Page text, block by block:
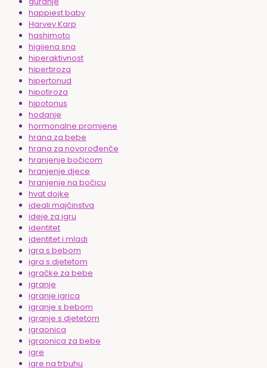
happiest baby
Harvey Karp
hashimoto
higijena sna
hiperaktivnost
hipertiroza
hipertonud
hipotiroza
hipotonus
hodanje
hormonalne promjene
hrana za bebe
hrana za novorođenče
hranjenje bočicom
hranjenje djece
hranjenje na bočicu
hvat dojke
ideali majčinstva
ideje za igru
identitet
identitet i mladi
igra s bebom
igra s djetetom
igračke za bebe
igranje
igranje igrica
igranje s bebom
igranje s djetetom
igraonica
igraonica za bebe
igre
igre na trbuhu